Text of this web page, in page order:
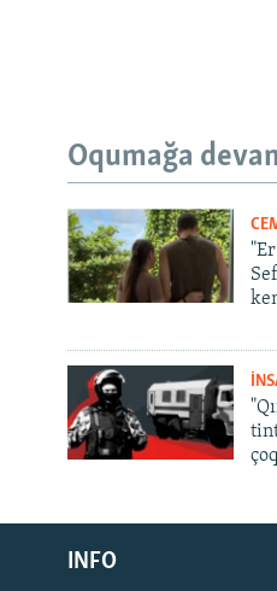
Русский
Українською
Oqumağa
INFO